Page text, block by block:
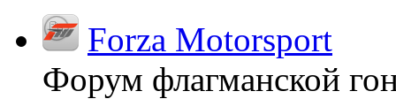
Forza Motorsport
Форум флагманской